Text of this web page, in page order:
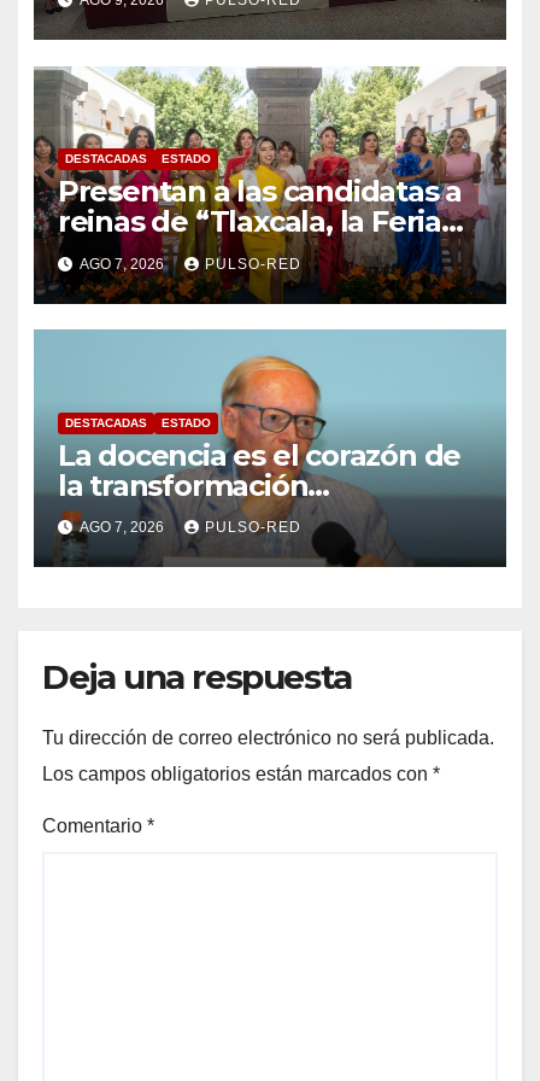
FCEA
DESTACADAS ESTADO
Presentan a las candidatas a
reinas de “Tlaxcala, la Feria
de Ferias 2026: La Flor
Tlaxcalteca”
AGO 7, 2026 PULSO-RED
DESTACADAS ESTADO
La docencia es el corazón de
la transformación
universitaria: Rector de la
UATx
AGO 7, 2026 PULSO-RED
Deja una respuesta
Tu dirección de correo electrónico no será publicada.
Los campos obligatorios están marcados con *
Comentario *